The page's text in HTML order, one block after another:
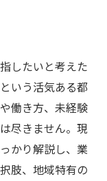
したいと考えた
いう活気ある都
働き方、未経験
尽きません。現
かり解説し、業
肢、地域特有の